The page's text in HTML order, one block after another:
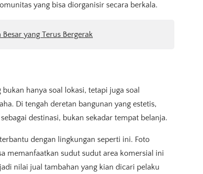
yang bisa diorganisir secara berkala.
yang Terus Bergerak
hanya soal lokasi, tetapi juga soal
Di tengah deretan bangunan yang estetis,
destinasi, bukan sekadar tempat belanja.
dengan lingkungan seperti ini. Foto
memanfaatkan sudut sudut area komersial ini
nilai jual tambahan yang kian dicari pelaku